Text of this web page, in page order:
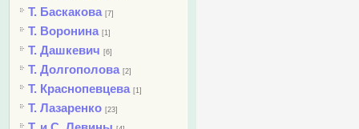
Т. Баскакова [7]
Т. Воронина [1]
Т. Дашкевич [6]
Т. Долгополова [2]
Т. Краснопевцева [1]
Т. Лазаренко [23]